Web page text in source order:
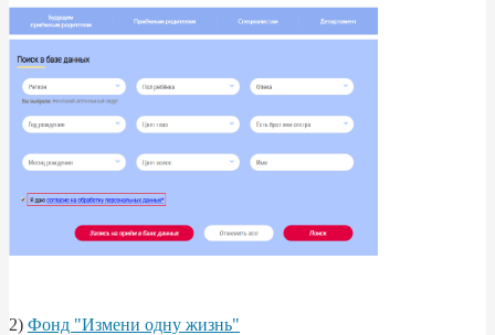
2) Фонд "Измени одну жизнь"